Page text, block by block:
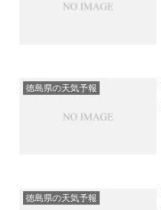
徳島県の天気予報
徳島県の天気予報